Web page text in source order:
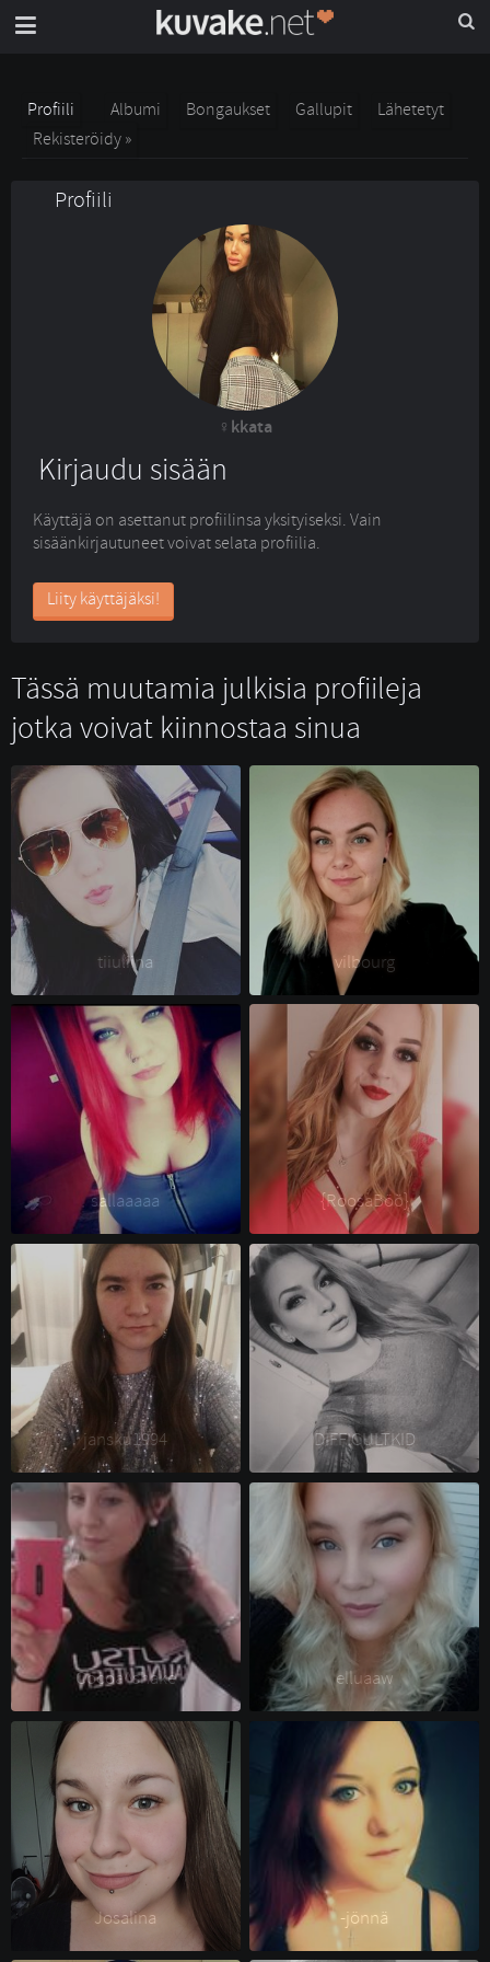
Profiili Albumi Bongaukset Gallupit
Lähetetyt
Rekisteröidy »
Profiili
kkata
Kirjaudu sisään
Käyttäjä on asettanut profiilinsa yksityiseksi. Vain
sisäänkirjautuneet voivat selata profiilia.
Liity käyttäjäksi!
Tässä muutamia julkisia profiileja
jotka voivat kiinnostaa sinua
tiiuliina vilbourg
sallaaaaa {RoosaBöö}
jansku1994 DIFFICULTKID
Cocoa^shake elluaaw
Josalina -jönnä